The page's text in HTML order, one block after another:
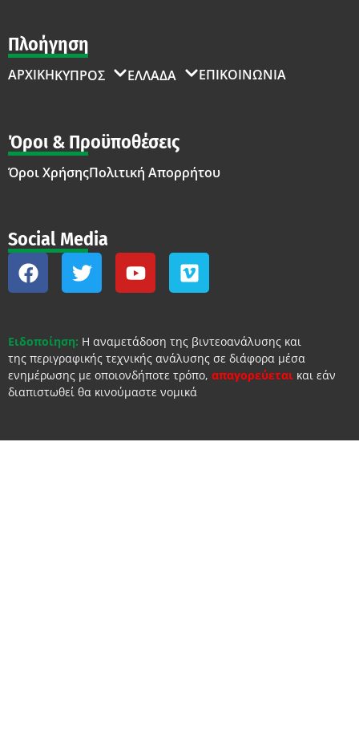
Πλοήγηση
ΑΡΧΙΚΗΚΥΠΡΟΣ ΕΛΛΑΔΑ ΕΠΙΚΟΙΝΩΝΙΑ
Όροι & Προϋποθέσεις
Όροι ΧρήσηςΠολιτική Απορρήτου
Social Media
Ειδοποίηση: Η αναμετάδοση της βιντεοανάλυσης και
της περιγραφικής τεχνικής ανάλυσης σε διάφορα μέσα
ενημέρωσης με οποιονδήποτε τρόπο, απαγορεύεται και εάν
διαπιστωθεί θα κινούμαστε νομικά